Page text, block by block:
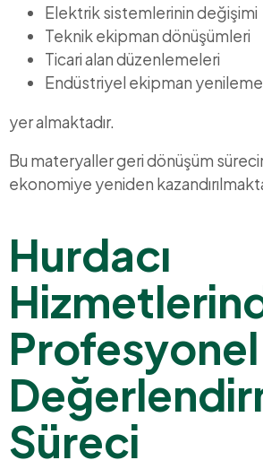
Elektrik sistemlerinin değişimi
Teknik ekipman dönüşümleri
Ticari alan düzenlemeleri
Endüstriyel ekipman
yer almaktadır.
Bu materyaller geri dönüşüm
ekonomiye yeniden
Hurdacı
Profesyonel
Süreci